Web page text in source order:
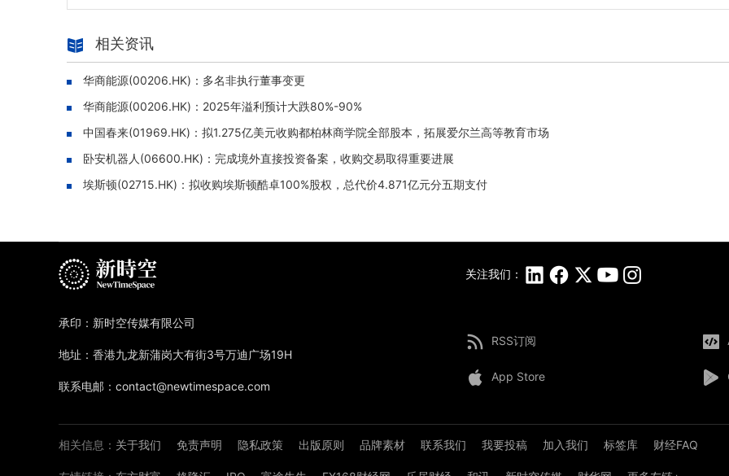
相关资讯
华商能源(00206.HK)：多名非执行董事变更
华商能源(00206.HK)：2025年溢利预计大跌80%-90%
中国春来(01969.HK)：拟1.275亿美元收购都柏林商学院全部股本，拓展爱尔兰高等教育市场
卧安机器人(06600.HK)：完成境外直接投资备案，收购交易取得重要进展
埃斯顿(02715.HK)：拟收购埃斯顿酷卓100%股权，总代价4.871亿元分五期支付
关注我们：
RSS订阅
App Store
相关信息： 关于我们 免责声明 隐私政策 出版原则 品牌素材 联系我们 我要投稿 加入我们 标签库 财经FAQ
承印：新时空传媒有限公司
地址：香港九龙新蒲岗大有街3号万迪广场19H
联系电邮：contact@newtimespace.com